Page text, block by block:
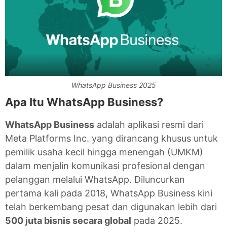
WhatsApp Business 2025
Apa Itu WhatsApp Business?
WhatsApp Business adalah aplikasi resmi dari
Meta Platforms Inc. yang dirancang khusus untuk
pemilik usaha kecil hingga menengah (UMKM)
dalam menjalin komunikasi profesional dengan
pelanggan melalui WhatsApp. Diluncurkan
pertama kali pada 2018, WhatsApp Business kini
telah berkembang pesat dan digunakan lebih dari
500 juta bisnis secara global pada 2025.